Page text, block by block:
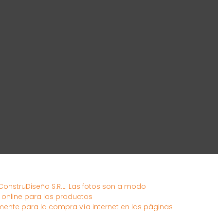
S.R.L. Las fotos son a modo
para los productos
para la compra vía internet en las páginas